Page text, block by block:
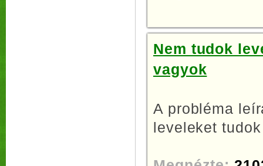
Nem tudok
vagyok
A probléma
leveleket